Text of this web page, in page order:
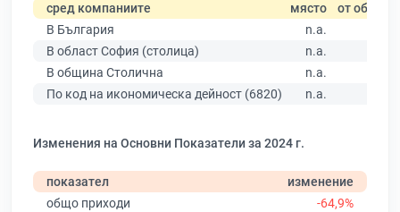
сред компаниите място от общо
В България
n.a.
В област София (столица)
n.a.
В община Столична
n.a.
По код на икономическа дейност (6820)
n.a.
Изменения на Основни Показатели за 2024 г.
показател
изменение
общо приходи
-64,9%